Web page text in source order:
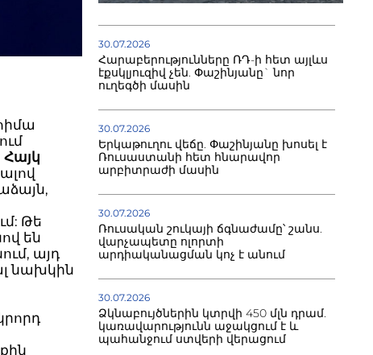
Հայկ
Թե
են
այդ
նախկին
30.07.2026
Հարաբերությունները ՌԴ-ի հետ այլևս
էքսկլյուզիվ չեն. Փաշինյանը` նոր
ուղեգծի մասին
30.07.2026
Երկաթուղու վեճը. Փաշինյանը խոսել է
Ռուսաստանի հետ հնարավոր
արբիտրաժի մասին
30.07.2026
Ռուսական շուկայի ճգնաժամը՝ շանս.
վարչապետը ոլորտի
արդիականացման կոչ է անում
30.07.2026
Ձկնաբույծներին կտրվի 450 մլն դրամ.
կառավարությունն աջակցում է և
պահանջում ստվերի վերացում